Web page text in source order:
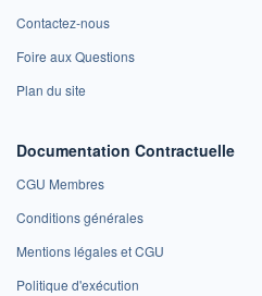
Contactez-nous
Foire aux Questions
Plan du site
Documentation Contractuelle
CGU Membres
Conditions générales
Mentions légales et CGU
Politique d'exécution